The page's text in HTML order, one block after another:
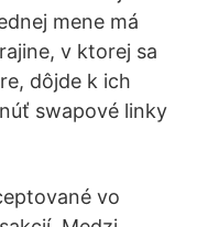
mene má
v ktorej sa
dôjde k ich
swapové linky
vo